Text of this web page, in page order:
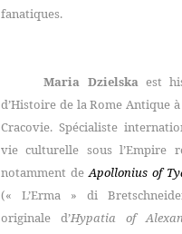
fanatiques.
Maria Dzielska est
d’Histoire de la Rome Antique
Cracovie. Spécialiste
vie culturelle sous l’Empire
notamment deApollonius of
(« L’Erma » di
originale d’Hypatia of